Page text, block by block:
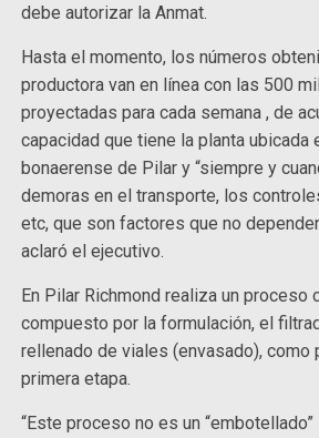
debe autorizar la Anmat.
Hasta el momento, los números
productora van en línea con las 500
proyectadas para cada semana , de
capacidad que tiene la planta ubicada
bonaerense de Pilar y “siempre y
demoras en el transporte, los
etc, que son factores que no
aclaró el ejecutivo.
En Pilar Richmond realiza un proceso
compuesto por la formulación, el
rellenado de viales (envasado), como
primera etapa.
“Este proceso no es un